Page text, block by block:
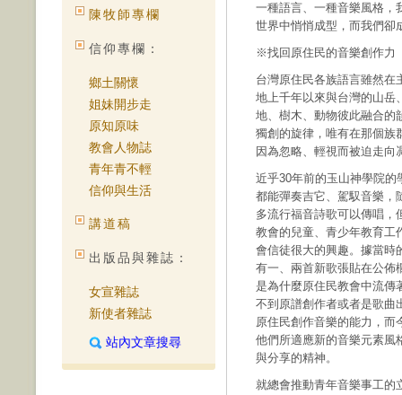
陳牧師專欄
信仰專欄：
鄉土關懷
姐妹開步走
原知原味
教會人物誌
青年青不輕
信仰與生活
講道稿
出版品與雜誌：
女宣雜誌
新使者雜誌
站內文章搜尋
一種語言、一種音樂風格，
世界中悄悄成型，而我們卻
※找回原住民的音樂創作力
台灣原住民各族語言雖然在
地上千年以來與台灣的山岳
地、樹木、動物彼此融合的
獨創的旋律，唯有在那個族
因為忽略、輕視而被迫走向
近乎30年前的玉山神學院
都能彈奏吉它、駕馭音樂，
多流行福音詩歌可以傳唱，
教會的兒童、青少年教育工
會信徒很大的興趣。據當時
有一、兩首新歌張貼在公佈
是為什麼原住民教會中流傳
不到原譜創作者或者是歌曲
原住民創作音樂的能力，而
他們所適應新的音樂元素風
與分享的精神。
就總會推動青年音樂事工的